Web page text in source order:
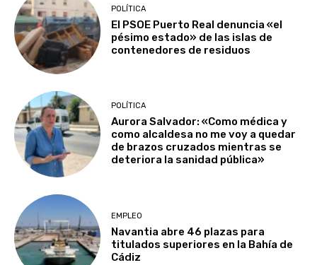
POLÍTICA
El PSOE Puerto Real denuncia «el
pésimo estado» de las islas de
contenedores de residuos
POLÍTICA
Aurora Salvador: «Como médica y
como alcaldesa no me voy a quedar
de brazos cruzados mientras se
deteriora la sanidad pública»
EMPLEO
Navantia abre 46 plazas para
titulados superiores en la Bahía de
Cádiz